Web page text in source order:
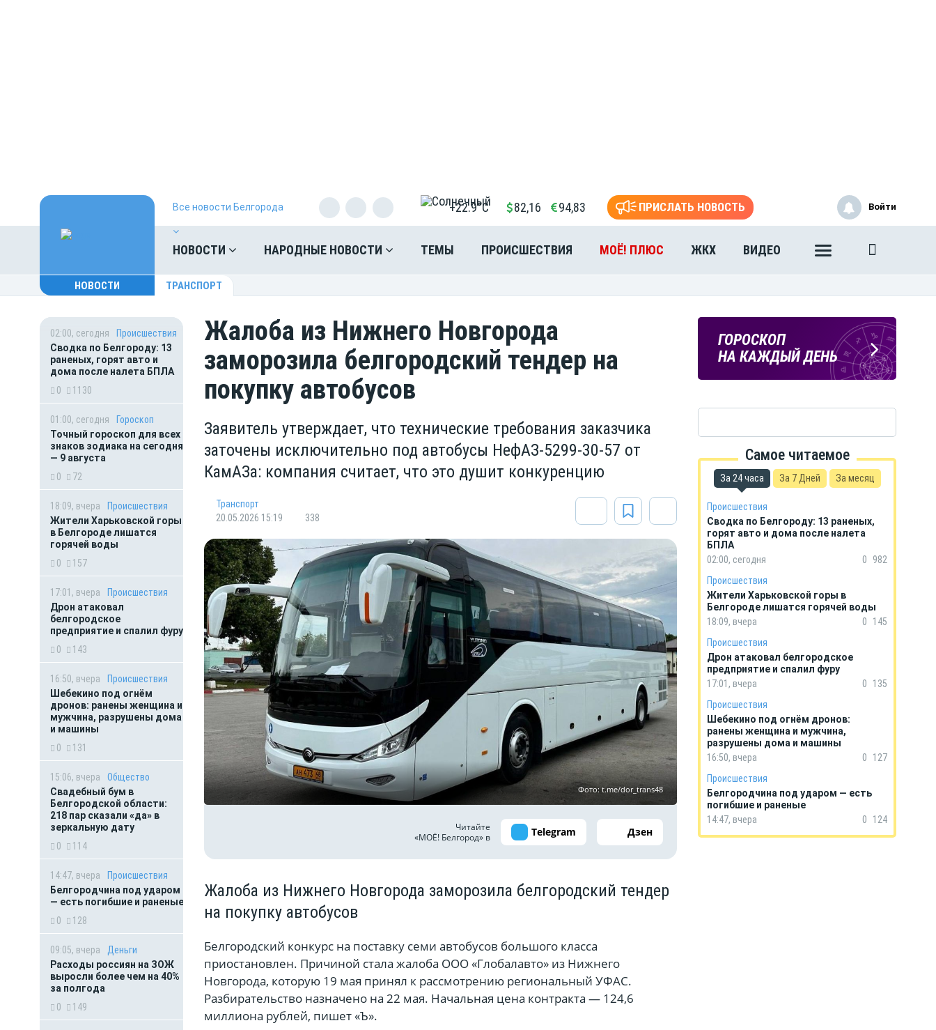
Все новости Белгорода +22.9°C 82,16 94,83 ПРИСЛАТЬ НОВОСТЬ
НОВОСТИ НАРОДНЫЕ НОВОСТИ ТЕМЫ ПРОИСШЕСТВИЯ МОЁ! ПЛЮС ЖКХ ВИДЕО
Войти
НОВОСТИ ТРАНСПОРТ
02:00, сегодня
Происшествия
Сводка по Белгороду: 13
раненых, горят авто и
дома после налета БПЛА
0
1130
01:00, сегодня
Гороскоп
Точный гороскоп для всех
знаков зодиака на сегодня
— 9 августа
0
72
18:09, вчера
Происшествия
Жители Харьковской горы
в Белгороде лишатся
горячей воды
0
157
17:01, вчера
Происшествия
Дрон атаковал
белгородское
предприятие и спалил фуру
0
143
16:50, вчера
Происшествия
Шебекино под огнём
дронов: ранены женщина и
мужчина, разрушены дома
и машины
0
131
15:06, вчера
Общество
Свадебный бум в
Белгородской области:
218 пар сказали «да» в
зеркальную дату
0
114
14:47, вчера
Происшествия
Белгородчина под ударом
— есть погибшие и раненые
0
128
09:05, вчера
Деньги
Расходы россиян на ЗОЖ
выросли более чем на 40%
за полгода
0
149
Жалоба из Нижнего Новгорода
заморозила белгородский тендер на
покупку автобусов
Заявитель утверждает, что технические требования заказчика
заточены исключительно под автобусы НефАЗ-5299-30-57 от
КамАЗа: компания считает, что это душит конкуренцию
Транспорт
20.05.2026 15:19
338
Фото: t.me/dor_trans48
Читайте
«МОЁ! Белгород» в
Telegram Дзен
Жалоба из Нижнего Новгорода заморозила белгородский тендер
на покупку автобусов
Белгородский конкурс на поставку семи автобусов большого класса
приостановлен. Причиной стала жалоба ООО «Глобалавто» из Нижнего
Новгорода, которую 19 мая принял к рассмотрению региональный УФАС.
Разбирательство назначено на 22 мая. Начальная цена контракта — 124,6
миллиона рублей, пишет «Ъ».
ГОРОСКОП
НА КАЖДЫЙ ДЕНЬ
Подпишись
на тг-канал
«МОЁ! Белгород»
ПОГОДА
В БЕЛГОРОДЕ
Самое читаемое
За 24 часа За 7 Дней За месяц
Происшествия
Сводка по Белгороду: 13 раненых,
горят авто и дома после налета
БПЛА
02:00, сегодня
0
982
Происшествия
Жители Харьковской горы в
Белгороде лишатся горячей воды
18:09, вчера
0
145
Происшествия
Дрон атаковал белгородское
предприятие и спалил фуру
17:01, вчера
0
135
Происшествия
Шебекино под огнём дронов:
ранены женщина и мужчина,
разрушены дома и машины
16:50, вчера
0
127
Происшествия
Белгородчина под ударом — есть
погибшие и раненые
14:47, вчера
0 124